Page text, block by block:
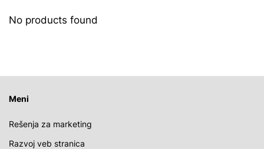
No products found
Meni
Rešenja za marketing
Razvoj veb stranica